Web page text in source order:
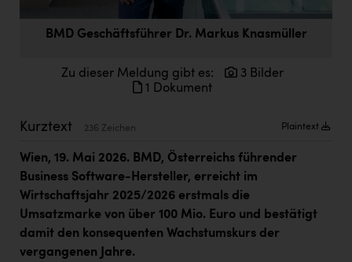
Fristads Austria
HIG Infomotion Group
IFE Austria GmbH
Immotech
BMD Geschäftsführer Dr. Markus Knasmüller
Zu dieser Meldung gibt es:
3 Bilder
1 Dokument
Kurztext 236 Zeichen Plaintext
Wien, 19. Mai 2026. BMD, Österreichs führender
Business Software-Hersteller, erreicht im
Wirtschaftsjahr 2025/2026 erstmals die
Umsatzmarke von über 100 Mio. Euro und bestätigt
damit den konsequenten Wachstumskurs der
vergangenen Jahre.